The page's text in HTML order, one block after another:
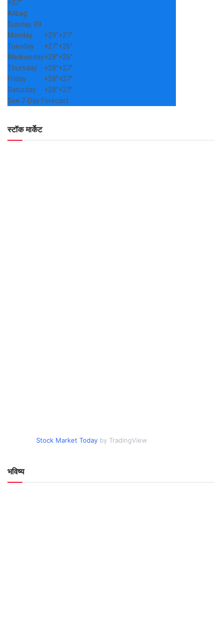
+27°
Alibag
Sunday, 09
Monday
+29°+27°
Tuesday
+27°+26°
Wednesday+28°+26°
Thursday
+28°+27°
Friday
+28°+27°
Saturday
+28°+27°
See 7-Day Forecast
स्टॉक मार्केट
Stock Market Today by TradingView
भविष्य